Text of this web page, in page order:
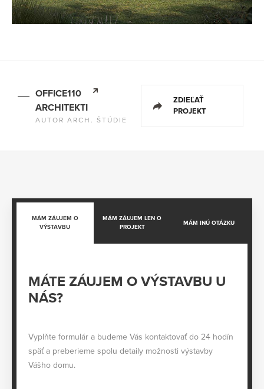
OFFICE110
ARCHITEKTI
AUTOR ARCH. ŠTÚDIE
ZDIEĽAŤ
PROJEKT
MÁM ZÁUJEM O
VÝSTAVBU
MÁM ZÁUJEM LEN O
PROJEKT
MÁM INÚ OTÁZKU
MÁTE ZÁUJEM O VÝSTAVBU U
NÁS?
Vyplňte formulár a budeme Vás kontaktovať do 24 hodín
späť a preberieme spolu detaily možnosti výstavby
Vášho domu.